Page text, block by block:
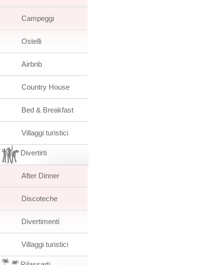
Campeggi
Ostelli
Airbnb
Country House
Bed & Breakfast
Villaggi turistici
Divertirti
After Dinner
Discoteche
Divertimenti
Villaggi turistici